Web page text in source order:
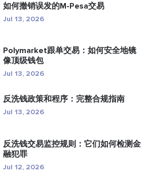
如何撤销误发的M-Pesa交易
Jul 13, 2026
Polymarket跟单交易：如何安全地镜
像顶级钱包
Jul 13, 2026
反洗钱政策和程序：完整合规指南
Jul 13, 2026
反洗钱交易监控规则：它们如何检测金
融犯罪
Jul 12, 2026